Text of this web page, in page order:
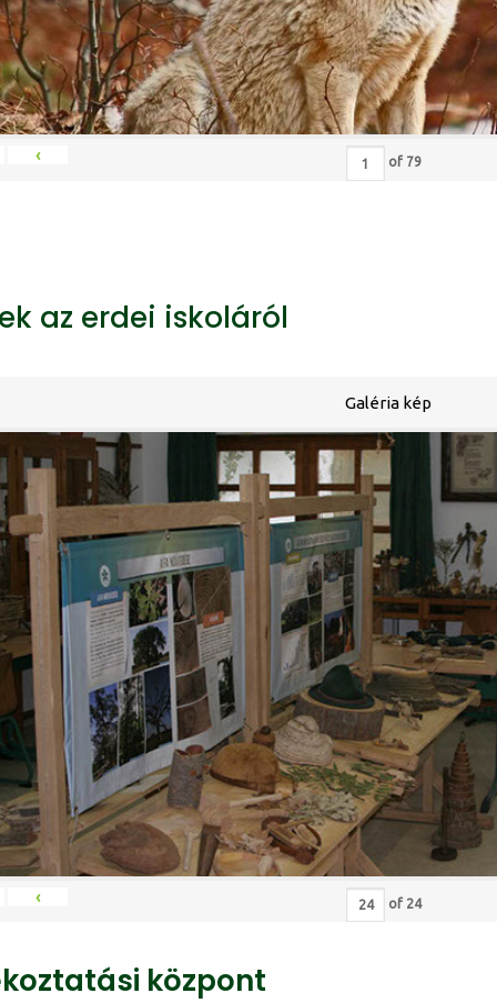
‹ of 79
az erdei iskoláról
Galéria kép
‹ of 24
központ